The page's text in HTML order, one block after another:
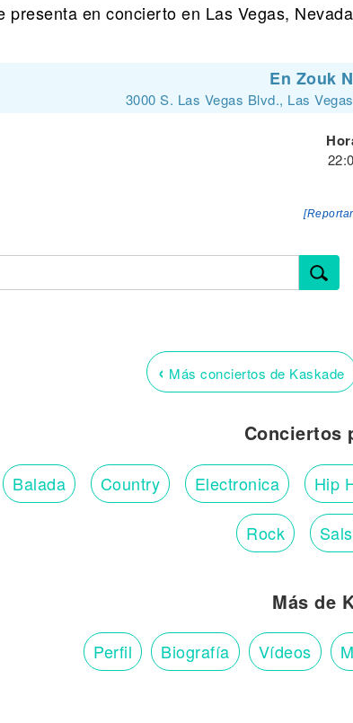
presenta en concierto en Las Vegas,
En Zouk
3000 S. Las Vegas Blvd., Las
‹ Más conciertos de Kaskade
Conciertos
Balada Country Electronica Hip
Rock
Más de
Perfil Biografía Vídeos